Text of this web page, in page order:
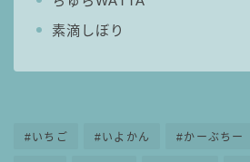
素滴しぼり
いちご いよかん かーぶちー